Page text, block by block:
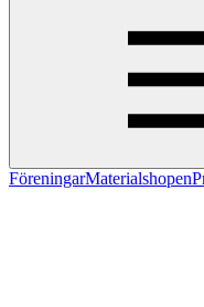
FöreningarMaterialshopen